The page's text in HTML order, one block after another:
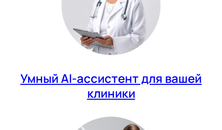
Умный AI-ассистент для вашей
клиники